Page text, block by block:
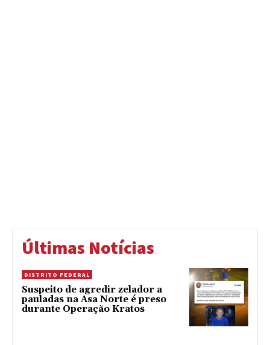
Últimas Notícias
DISTRITO FEDERAL
Suspeito de agredir zelador a
pauladas na Asa Norte é preso
durante Operação Kratos